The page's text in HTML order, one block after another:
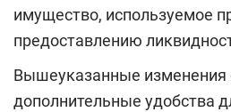
имущество, используемое
предоставлению
Вышеуказанные изменения
дополнительные удобства